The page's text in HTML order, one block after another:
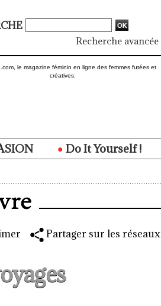
Recherche avancée
Do It Yourself !
Partager sur les réseaux